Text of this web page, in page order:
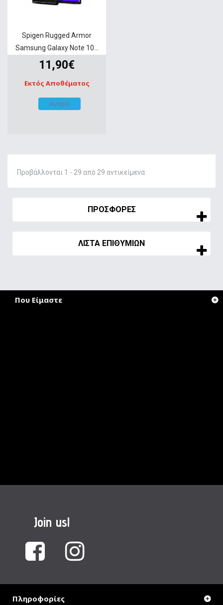
Spigen Rugged Armor
Samsung Galaxy Note 10...
11,90€
Εκτός Αποθέματος
Αγορά
Προβάλλονται 1 - 29 από 29 αντικείμενα
ΠΡΟΣΦΟΡΈΣ
ΛΊΣΤΑ ΕΠΙΘΥΜΙΏΝ
Που Είμαστε
Join us!
Πληροφορίες